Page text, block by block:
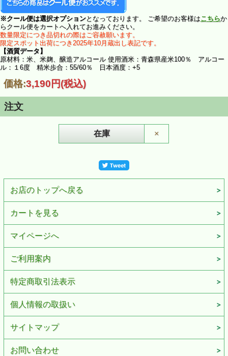
※クール便は選択オプションとなっております。 ご希望のお客様はこちらか
らクール便をカートへ入れてお進みください。
数量限定につき品切れの際はご容赦願います。
限定スポット出荷につき2025年10月蔵出し表記です。
【酒質データ】
原材料：米、米麹、醸造アルコール 使用酒米：青森県産米100％ アルコー
ル：１6度 精米歩合：55/60％ 日本酒度：+5
価格:3,190円(税込)
注文
在庫 ×
お店のトップへ戻る
カートを見る
マイページへ
ご利用案内
特定商取引法表示
個人情報の取扱い
サイトマップ
お問い合わせ